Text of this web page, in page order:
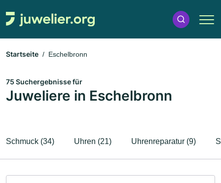
Startseite Eschelbronn
75 Suchergebnisse für
Juweliere in Eschelbronn
Schmuck (34) Uhren (21) Uhrenreparatur (9)